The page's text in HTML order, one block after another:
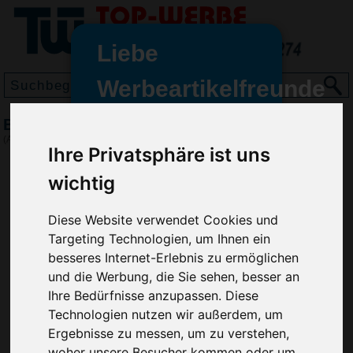
Ihre Privatsphäre ist uns
wichtig
Diese Website verwendet Cookies und
Targeting Technologien, um Ihnen ein
besseres Internet-Erlebnis zu ermöglichen
und die Werbung, die Sie sehen, besser an
Ihre Bedürfnisse anzupassen. Diese
Technologien nutzen wir außerdem, um
Ergebnisse zu messen, um zu verstehen,
BIC Matic mechanical druckbleistift, Weiß
Liebe
Werbeartikelfreunde
freundinnen,
Seit dem 11. Januar 2022 haben
wir unsere aktiven Geschäfte an
die Firma Advertika übergeben.
Ab sofort können Sie sich bei
Anfragen und Bestellungen
vertrauensvoll an Ihre neuen
Werbemittel-Experten Christian
Walter und Nico Vieira wenden.